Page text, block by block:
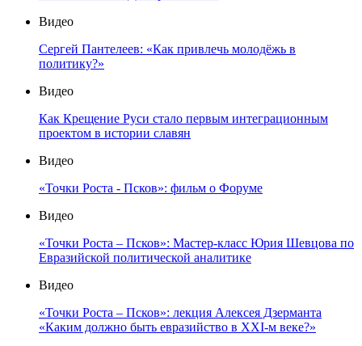
Видео
Сергей Пантелеев: «Как привлечь молодёжь в
политику?»
Видео
Как Крещение Руси стало первым интеграционным
проектом в истории славян
Видео
«Точки Роста - Псков»: фильм о Форуме
Видео
«Точки Роста – Псков»: Мастер-класс Юрия Шевцова по
Евразийской политической аналитике
Видео
«Точки Роста – Псков»: лекция Алексея Дзерманта
«Каким должно быть евразийство в XXI-м веке?»